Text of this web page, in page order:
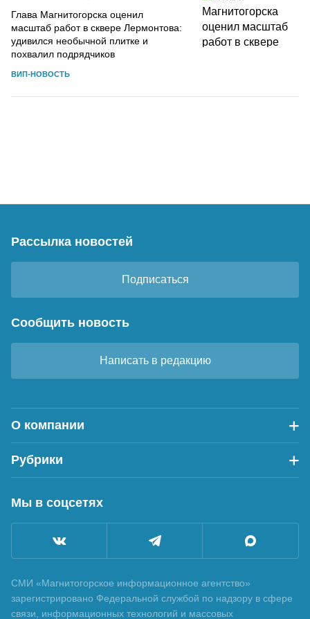
Глава Магнитогорска оценил
масштаб работ в сквере Лермонтова:
удивился необычной плитке и
похвалил подрядчиков
ВИП-НОВОСТЬ
Рассылка новостей
Подписаться
Сообщить новость
Написать в редакцию
О компании
Рубрики
Мы в соцсетях
СМИ «Магнитогорское информационное агентство»
зарегистрировано Федеральной службой по надзору в сфере
связи, информационных технологий и массовых